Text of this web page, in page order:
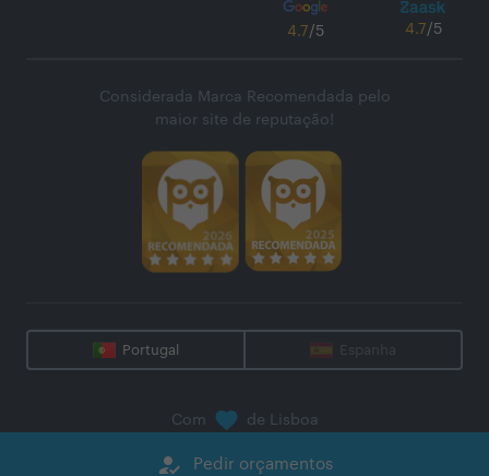
how_to_reg Pedir orçamentos
4.7/5 4.7/5
Considerada Marca Recomendada pelo
maior site de reputação!
Portugal Espanha
Com de Lisboa
Zaask - Plataforma Digital, S.A.